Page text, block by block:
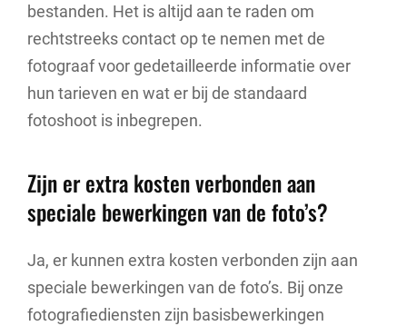
bestanden. Het is altijd aan te raden om
rechtstreeks contact op te nemen met de
fotograaf voor gedetailleerde informatie over
hun tarieven en wat er bij de standaard
fotoshoot is inbegrepen.
Zijn er extra kosten verbonden aan
speciale bewerkingen van de foto’s?
Ja, er kunnen extra kosten verbonden zijn aan
speciale bewerkingen van de foto’s. Bij onze
fotografiediensten zijn basisbewerkingen